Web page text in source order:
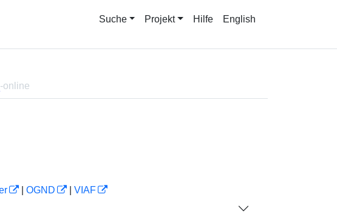
Suche Projekt Hilfe English
-online
OGND
VIAF